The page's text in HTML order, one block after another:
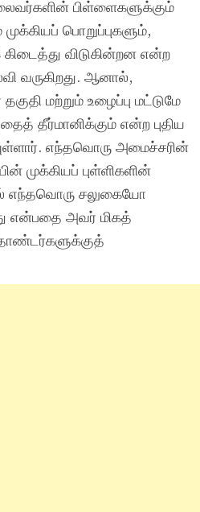
பிள்ளைகளுக்கும்
பொறுப்புகளும்,
விடுகின்றன என்ற
வருகிறது. ஆனால்,
மற்றும் உழைப்பு மட்டுமே
தீர்மானிக்கும் என்ற புதிய
எந்தவொரு அமைச்சரின்
முக்கியப் புள்ளிகளின்
எந்தவொரு சலுகையோ
என்பதை அவர் மிகத்